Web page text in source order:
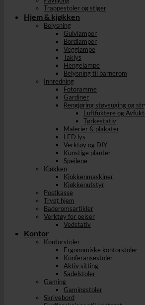
Trappestoler og stiger
Hjem & kjøkken
Belysning
Gulvlamper
Bordlamper
Vegglampe
Taklys
Hengelampe
Belysning til barnerom
Innredning
Fotoramme
Gardiner
Rengjøring støvsuging og
Luftfuktere og
Tørkestativ
Malerier & plakater
LED lys
Verktøy og DIY
Kunstige planter
Speilene
Kjøkken
Kjokkenmaskiner
Kjøkkenutstyr
Postkasse
Trygt hjem
Baderomsartikler
Verktøy for peiser
Vedstativ
Kontor
Kontorstoler
Ergonomiske kontorstoler
Konferansestoler
Aktiv sitting
Sadelstoler
Gaming
Gamingstoler
Skrivebord